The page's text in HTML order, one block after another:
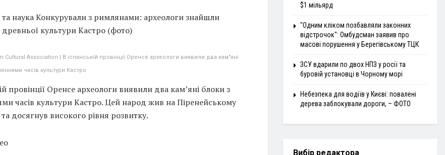
та наука Конкурували з римлянами: археологи знайшли
культури Кастро (фото)
Cultural Association | В іспанській провінції Оренсе археологи виявили два кам"яні
часів культури Кастро
провінції Оренсе археологи виявили два кам’яні блоки з
часів культури Кастро. Цей народ жив на Піренейському
та досягнув високого рівня розвитку.
$1 мільярд
"Одним кліком позбавляли законних
відстрочок": Омбудсман заявив про
масові порушення у Берегівському ТЦК
ЗСУ вдарили по двох НПЗ у росії та
буровій установці в Чорному морі
Небезпека для водіїв у Києві: повалені
дерева заблокували дороги, – ФОТО
Вибір редактора